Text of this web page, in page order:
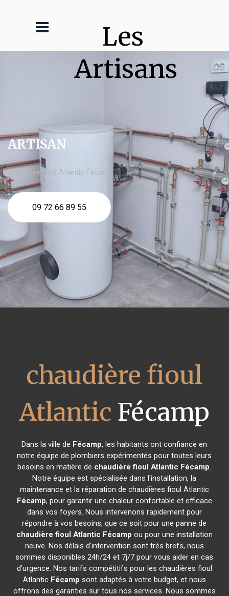
Les
Artisans
ARTISAN
chaudière fioul Atlantic Fécamp
09 72 66 89 55
chaudière fioul
Atlantic Fécamp
Dans la ville de Fécamp, les habitants ont confiance en
notre équipe de plombiers expérimentés pour toutes leurs
besoins en matière de chaudière fioul Atlantic Fécamp.
Notre équipe est spécialisée dans l'installation, la
maintenance et la réparation de chaudières fioul Atlantic
Fécamp, pour garantir une chaleur confortable et efficace
dans vos foyers. Nous intervenons rapidement pour
répondre à vos besoins, que ce soit pour une panne de
chaudière fioul Atlantic Fécamp ou pour une installation
neuve. Nos délais d'intervention sont très brefs, nous
sommes disponibles 24h/24 et 7j/7 pour vous aider en cas
d'urgence. Nos tarifs compétitifs pour les chaudières fioul
Atlantic Fécamp sont adaptés à votre budget, et nous
offrons des garanties sur tous nos services. Nous sommes